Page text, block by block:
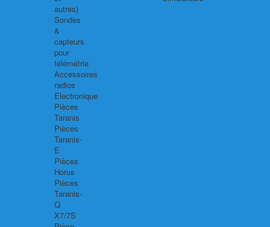
autres)
Sondes
&
capteurs
pour
télémétrie
Accessoires
radios
Electronique
Pièces
Taranis
Pièces
Taranis-
E
Pièces
Horus
Pièces
Taranis-
Q
X7/7S